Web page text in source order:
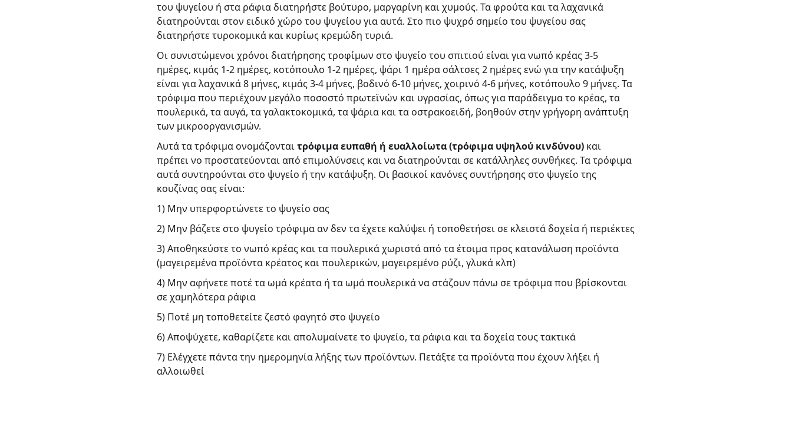
του ψυγείου ή στα ράφια διατηρήστε βούτυρο, μαργαρίνη και χυμούς. Τα φρούτα και τα λαχανικά
διατηρούνται στον ειδικό χώρο του ψυγείου για αυτά. Στο πιο ψυχρό σημείο του ψυγείου σας
διατηρήστε τυροκομικά και κυρίως κρεμώδη τυριά.
Οι συνιστώμενοι χρόνοι διατήρησης τροφίμων στο ψυγείο του σπιτιού είναι για νωπό κρέας 3-5
ημέρες, κιμάς 1-2 ημέρες, κοτόπουλο 1-2 ημέρες, ψάρι 1 ημέρα σάλτσες 2 ημέρες ενώ για την κατάψυξη
είναι για λαχανικά 8 μήνες, κιμάς 3-4 μήνες, βοδινό 6-10 μήνες, χοιρινό 4-6 μήνες, κοτόπουλο 9 μήνες. Τα
τρόφιμα που περιέχουν μεγάλο ποσοστό πρωτεϊνών και υγρασίας, όπως για παράδειγμα το κρέας, τα
πουλερικά, τα αυγά, τα γαλακτοκομικά, τα ψάρια και τα οστρακοειδή, βοηθούν στην γρήγορη ανάπτυξη
των μικροοργανισμών.
Αυτά τα τρόφιμα ονομάζονται τρόφιμα ευπαθή ή ευαλλοίωτα (τρόφιμα υψηλού κινδύνου) και
πρέπει νο προστατεύονται από επιμολύνσεις και να διατηρούνται σε κατάλληλες συνθήκες. Τα τρόφιμα
αυτά συντηρούνται στο ψυγείο ή την κατάψυξη. Οι βασικοί κανόνες συντήρησης στο ψυγείο της
κουζίνας σας είναι:
1) Μην υπερφορτώνετε το ψυγείο σας
2) Μην βάζετε στο ψυγείο τρόφιμα αν δεν τα έχετε καλύψει ή τοποθετήσει σε κλειστά δοχεία ή περιέκτες
3) Αποθηκεύστε το νωπό κρέας και τα πουλερικά χωριστά από τα έτοιμα προς κατανάλωση προϊόντα
(μαγειρεμένα προϊόντα κρέατος και πουλερικών, μαγειρεμένο ρύζι, γλυκά κλπ)
4) Μην αφήνετε ποτέ τα ωμά κρέατα ή τα ωμά πουλερικά να στάζουν πάνω σε τρόφιμα που βρίσκονται
σε χαμηλότερα ράφια
5) Ποτέ μη τοποθετείτε ζεστό φαγητό στο ψυγείο
6) Αποψύχετε, καθαρίζετε και απολυμαίνετε το ψυγείο, τα ράφια και τα δοχεία τους τακτικά
7) Ελέγχετε πάντα την ημερομηνία λήξης των προϊόντων. Πετάξτε τα προϊόντα που έχουν λήξει ή
αλλοιωθεί